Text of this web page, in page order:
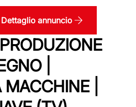
Dettaglio annuncio
|
|